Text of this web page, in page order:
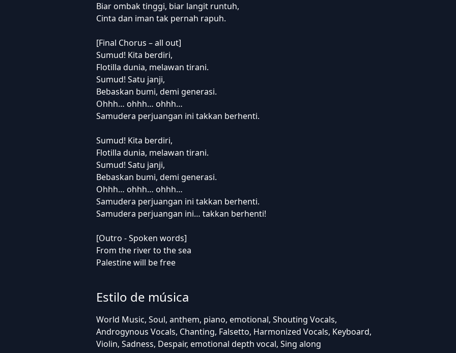
Biar ombak tinggi, biar langit runtuh,
Cinta dan iman tak pernah rapuh.
[Final Chorus – all out]
Sumud! Kita berdiri,
Flotilla dunia, melawan tirani.
Sumud! Satu janji,
Bebaskan bumi, demi generasi.
Ohhh… ohhh… ohhh…
Samudera perjuangan ini takkan berhenti.
Sumud! Kita berdiri,
Flotilla dunia, melawan tirani.
Sumud! Satu janji,
Bebaskan bumi, demi generasi.
Ohhh… ohhh… ohhh…
Samudera perjuangan ini takkan berhenti.
Samudera perjuangan ini… takkan berhenti!
[Outro - Spoken words]
From the river to the sea
Palestine will be free
Estilo de música
World Music, Soul, anthem, piano, emotional, Shouting Vocals,
Androgynous Vocals, Chanting, Falsetto, Harmonized Vocals, Keyboard,
Violin, Sadness, Despair, emotional depth vocal, Sing along